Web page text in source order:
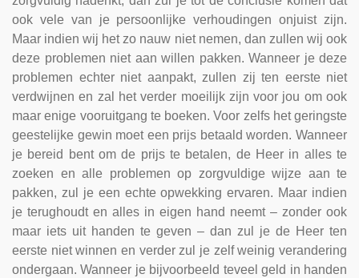
ook vele van je persoonlijke verhoudingen onjuist zijn.
Maar indien wij het zo nauw niet nemen, dan zullen wij ook
deze problemen niet aan willen pakken. Wanneer je deze
problemen echter niet aanpakt, zullen zij ten eerste niet
verdwijnen en zal het verder moeilijk zijn voor jou om ook
maar enige vooruitgang te boeken. Voor zelfs het geringste
geestelijke gewin moet een prijs betaald worden. Wanneer
je bereid bent om de prijs te betalen, de Heer in alles te
zoeken en alle problemen op zorgvuldige wijze aan te
pakken, zul je een echte opwekking ervaren. Maar indien
je terughoudt en alles in eigen hand neemt – zonder ook
maar iets uit handen te geven – dan zul je de Heer ten
eerste niet winnen en verder zul je zelf weinig verandering
ondergaan. Wanneer je bijvoorbeeld teveel geld in handen